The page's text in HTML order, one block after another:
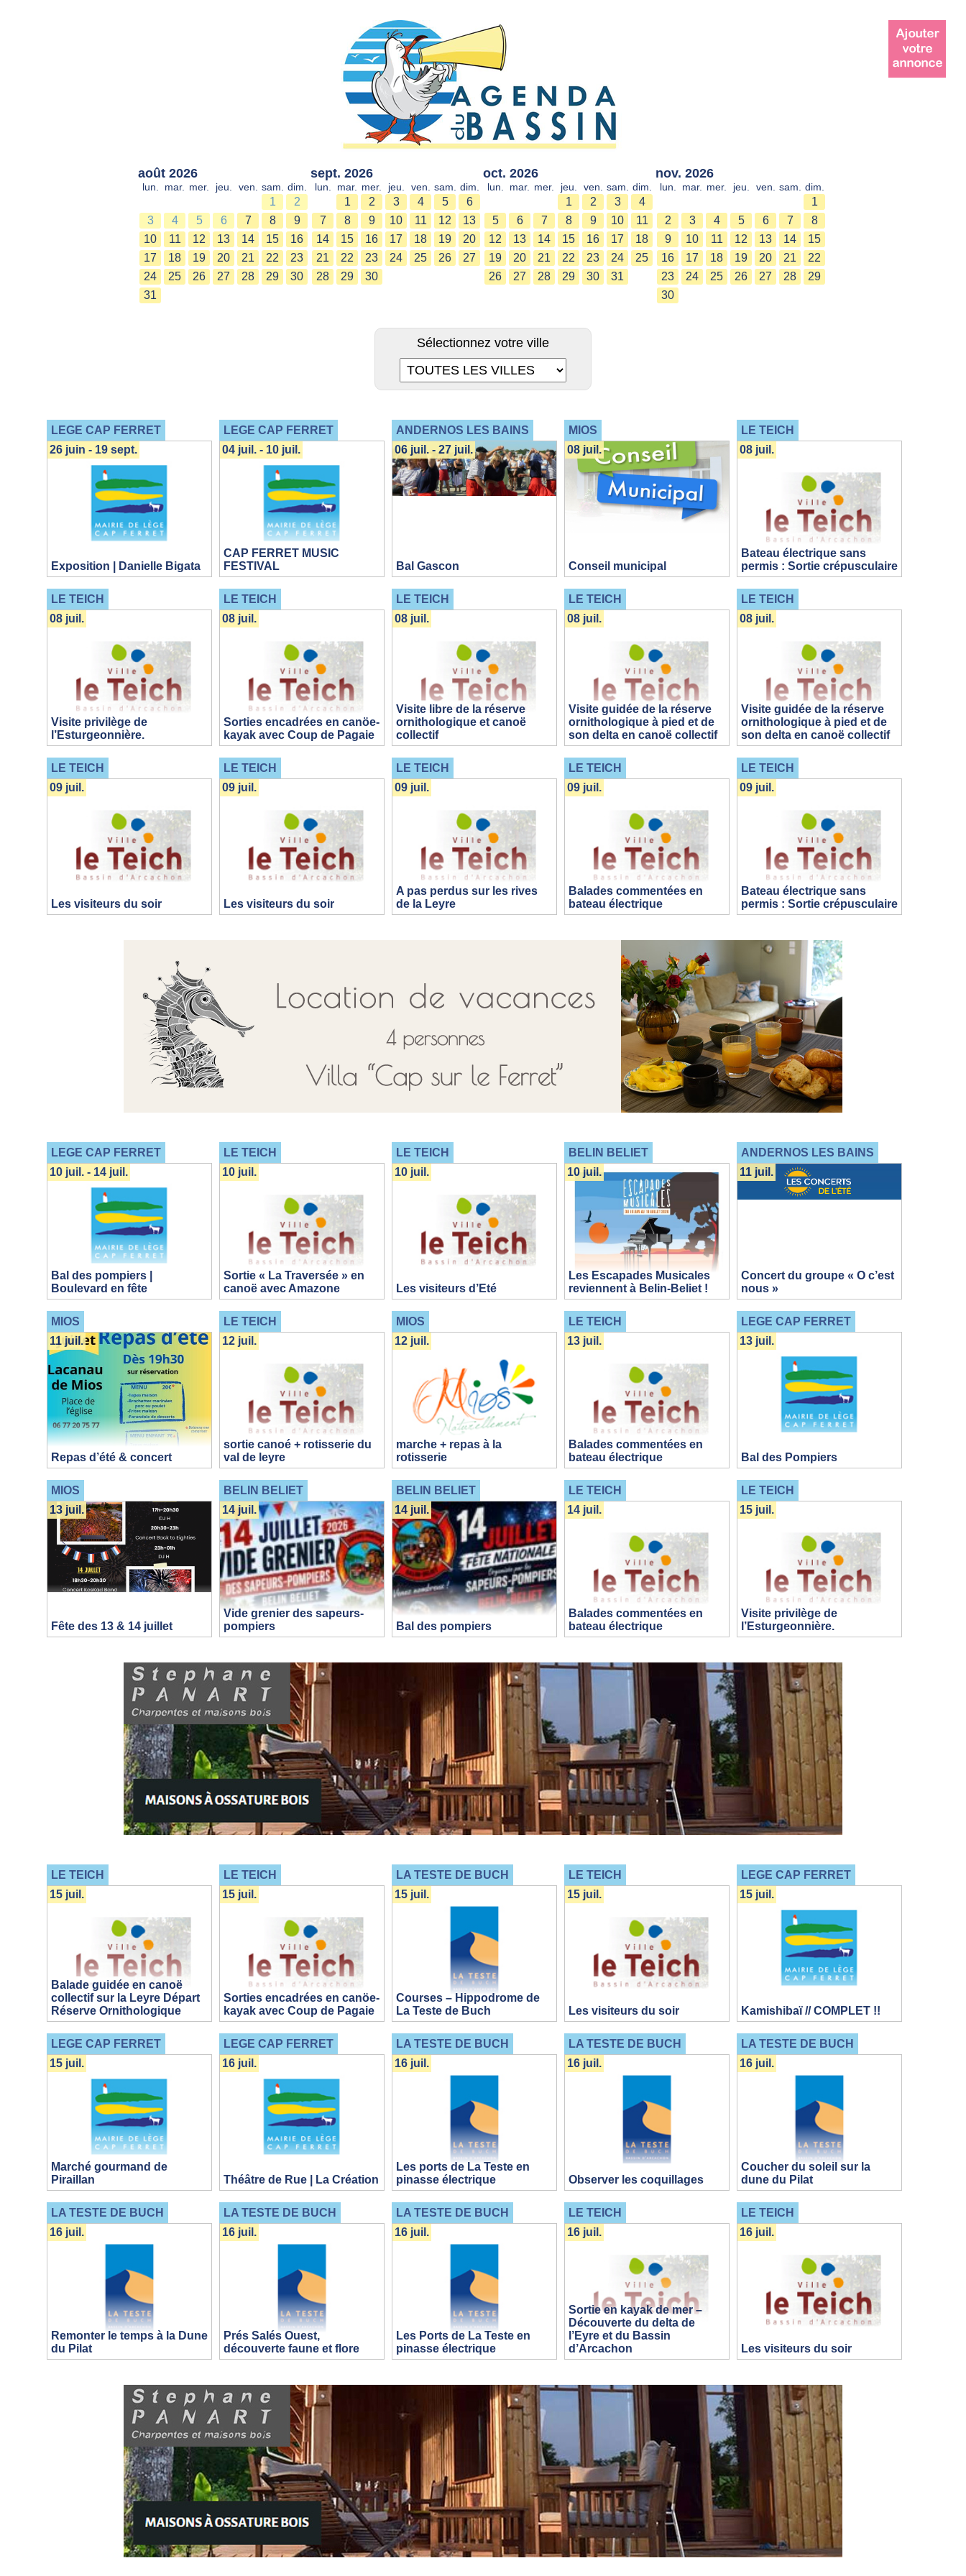
août 2026
lun. mar. mer. jeu. ven. sam. dim.
1
2
3
4 5 6 7 8
9
10
11 12 13 14 15
16
17
18 19 20 21 22
23
24
25 26 27 28 29
30
31
sept. 2026
lun. mar. mer. jeu. ven. sam. dim.
1 2 3 4 5
6
7
8 9 10 11 12
13
14
15 16 17 18 19
20
21
22 23 24 25 26
27
28
29 30
oct. 2026
lun. mar. mer. jeu. ven. sam. dim.
1 2 3
4
5
6 7 8 9 10
11
12
13 14 15 16 17
18
19
20 21 22 23 24
25
26
27 28 29 30 31
nov. 2026
lun. mar. mer. jeu. ven. sam. dim.
1
2
3 4 5 6 7
8
9
10 11 12 13 14
15
16
17 18 19 20 21
22
23
24 25 26 27 28
29
30
Sélectionnez votre ville
LEGE CAP FERRET
Exposition | Danielle Bigata
26 juin - 19 sept.
LEGE CAP FERRET
CAP FERRET MUSIC
FESTIVAL
04 juil. - 10 juil.
ANDERNOS LES BAINS
Bal Gascon
06 juil. - 27 juil.
MIOS
Conseil municipal
08 juil.
LE TEICH
Bateau électrique sans
permis : Sortie crépusculaire
08 juil.
LE TEICH
Visite privilège de
l’Esturgeonnière.
08 juil.
LE TEICH
Sorties encadrées en canöe-
kayak avec Coup de Pagaie
08 juil.
LE TEICH
Visite libre de la réserve
ornithologique et canoë
collectif
08 juil.
LE TEICH
Visite guidée de la réserve
ornithologique à pied et de
son delta en canoë collectif
08 juil.
LE TEICH
Visite guidée de la réserve
ornithologique à pied et de
son delta en canoë collectif
08 juil.
LE TEICH
Les visiteurs du soir
09 juil.
LE TEICH
Les visiteurs du soir
09 juil.
LE TEICH
A pas perdus sur les rives
de la Leyre
09 juil.
LE TEICH
Balades commentées en
bateau électrique
09 juil.
LE TEICH
Bateau électrique sans
permis : Sortie crépusculaire
09 juil.
LEGE CAP FERRET
Bal des pompiers |
Boulevard en fête
10 juil. - 14 juil.
LE TEICH
Sortie « La Traversée » en
canoë avec Amazone
10 juil.
LE TEICH
Les visiteurs d’Eté
10 juil.
BELIN BELIET
Les Escapades Musicales
reviennent à Belin-Beliet !
10 juil.
ANDERNOS LES BAINS
Concert du groupe « O c’est
nous »
11 juil.
MIOS
Repas d’été & concert
11 juil.
LE TEICH
sortie canoé + rotisserie du
val de leyre
12 juil.
MIOS
marche + repas à la
rotisserie
12 juil.
LE TEICH
Balades commentées en
bateau électrique
13 juil.
LEGE CAP FERRET
Bal des Pompiers
13 juil.
MIOS
Fête des 13 & 14 juillet
13 juil.
BELIN BELIET
Vide grenier des sapeurs-
pompiers
14 juil.
BELIN BELIET
Bal des pompiers
14 juil.
LE TEICH
Balades commentées en
bateau électrique
14 juil.
LE TEICH
Visite privilège de
l’Esturgeonnière.
15 juil.
LE TEICH
Balade guidée en canoë
collectif sur la Leyre Départ
Réserve Ornithologique
15 juil.
LE TEICH
Sorties encadrées en canöe-
kayak avec Coup de Pagaie
15 juil.
LA TESTE DE BUCH
Courses – Hippodrome de
La Teste de Buch
15 juil.
LE TEICH
Les visiteurs du soir
15 juil.
LEGE CAP FERRET
Kamishibaï // COMPLET !!
15 juil.
LEGE CAP FERRET
Marché gourmand de
Piraillan
15 juil.
LEGE CAP FERRET
Théâtre de Rue | La Création
16 juil.
LA TESTE DE BUCH
Les ports de La Teste en
pinasse électrique
16 juil.
LA TESTE DE BUCH
Observer les coquillages
16 juil.
LA TESTE DE BUCH
Coucher du soleil sur la
dune du Pilat
16 juil.
LA TESTE DE BUCH
Remonter le temps à la Dune
du Pilat
16 juil.
LA TESTE DE BUCH
Prés Salés Ouest,
découverte faune et flore
16 juil.
LA TESTE DE BUCH
Les Ports de La Teste en
pinasse électrique
16 juil.
LE TEICH
Sortie en kayak de mer –
Découverte du delta de
l’Eyre et du Bassin
d’Arcachon
16 juil.
LE TEICH
Les visiteurs du soir
16 juil.